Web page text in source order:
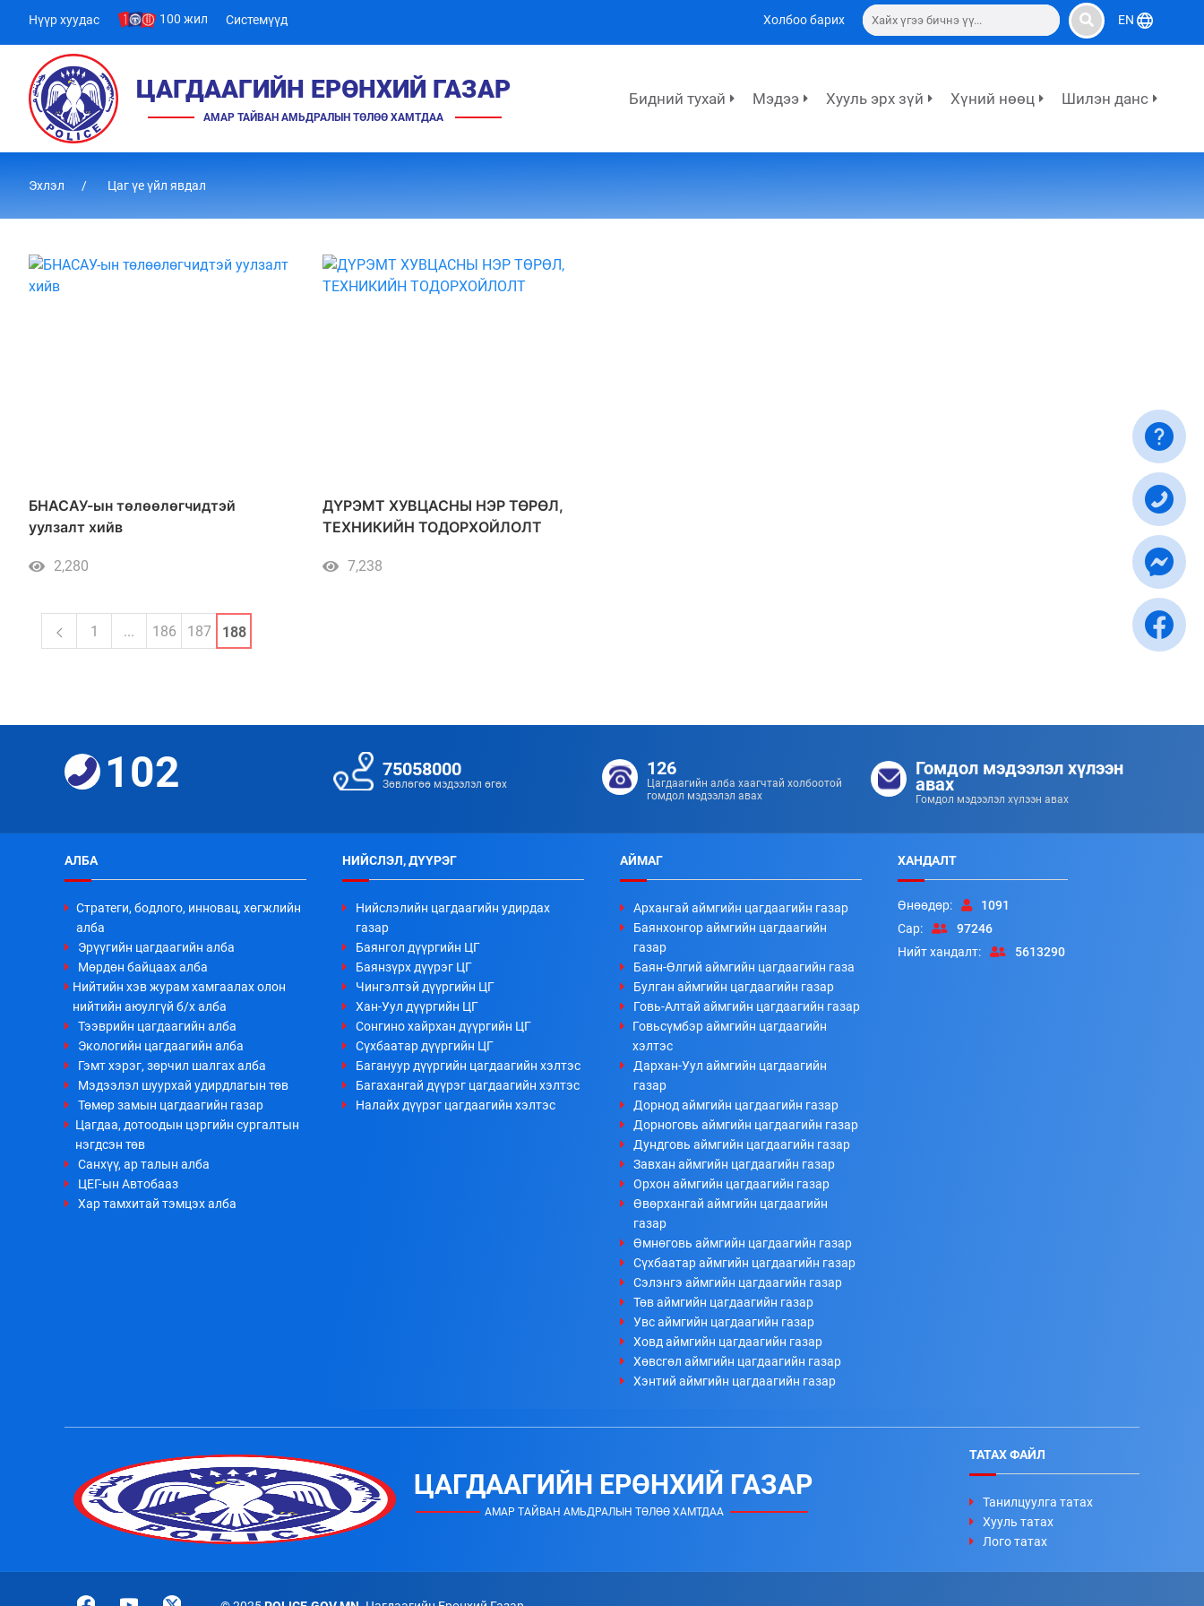
Нүүр хуудас 100 жил Системүүд Холбоо барих EN
ЦАГДААГИЙН ЕРӨНХИЙ ГАЗАР
АМАР ТАЙВАН АМЬДРАЛЫН ТӨЛӨӨ ХАМТДАА
Бидний тухай Мэдээ Хууль эрх зүй Хүний нөөц Шилэн данс
Эхлэл Цаг үе үйл явдал
БНАСАУ-ын төлөөлөгчидтэй
уулзалт хийв
2,280
ДҮРЭМТ ХУВЦАСНЫ НЭР ТӨРӨЛ,
ТЕХНИКИЙН ТОДОРХОЙЛОЛТ
7,238
1 ... 186 187 188
102 75058000
Зөвлөгөө мэдээлэл өгөх
126
Цагдаагийн алба хаагчтай холбоотой
гомдол мэдээлэл авах
Гомдол мэдээлэл хүлээн
авах
Гомдол мэдээлэл хүлээн авах
АЛБА
Стратеги, бодлого, инновац, хөгжлийн
алба
Эрүүгийн цагдаагийн алба
Мөрдөн байцаах алба
Нийтийн хэв журам хамгаалах олон
нийтийн аюулгүй б/х алба
Тээврийн цагдаагийн алба
Экологийн цагдаагийн алба
Гэмт хэрэг, зөрчил шалгах алба
Мэдээлэл шуурхай удирдлагын төв
Төмөр замын цагдаагийн газар
Цагдаа, дотоодын цэргийн сургалтын
нэгдсэн төв
Санхүү, ар талын алба
ЦЕГ-ын Автобааз
Хар тамхитай тэмцэх алба
НИЙСЛЭЛ, ДҮҮРЭГ
Нийслэлийн цагдаагийн удирдах
газар
Баянгол дүүргийн ЦГ
Баянзүрх дүүрэг ЦГ
Чингэлтэй дүүргийн ЦГ
Хан-Уул дүүргийн ЦГ
Сонгино хайрхан дүүргийн ЦГ
Сүхбаатар дүүргийн ЦГ
Багануур дүүргийн цагдаагийн хэлтэс
Багахангай дүүрэг цагдаагийн хэлтэс
Налайх дүүрэг цагдаагийн хэлтэс
АЙМАГ
Архангай аймгийн цагдаагийн газар
Баянхонгор аймгийн цагдаагийн
газар
Баян-Өлгий аймгийн цагдаагийн газа
Булган аймгийн цагдаагийн газар
Говь-Алтай аймгийн цагдаагийн газар
Говьсүмбэр аймгийн цагдаагийн
хэлтэс
Дархан-Уул аймгийн цагдаагийн
газар
Дорнод аймгийн цагдаагийн газар
Дорноговь аймгийн цагдаагийн газар
Дундговь аймгийн цагдаагийн газар
Завхан аймгийн цагдаагийн газар
Орхон аймгийн цагдаагийн газар
Өвөрхангай аймгийн цагдаагийн
газар
Өмнөговь аймгийн цагдаагийн газар
Сүхбаатар аймгийн цагдаагийн газар
Сэлэнгэ аймгийн цагдаагийн газар
Төв аймгийн цагдаагийн газар
Увс аймгийн цагдаагийн газар
Ховд аймгийн цагдаагийн газар
Хөвсгөл аймгийн цагдаагийн газар
Хэнтий аймгийн цагдаагийн газар
ХАНДАЛТ
Өнөөдөр:
1091
Сар:
97246
Нийт хандалт:
5613290
ЦАГДААГИЙН ЕРӨНХИЙ ГАЗАР
АМАР ТАЙВАН АМЬДРАЛЫН ТӨЛӨӨ ХАМТДАА
ТАТАХ ФАЙЛ
Танилцуулга татах
Хууль татах
Лого татах